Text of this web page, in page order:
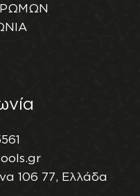
106 77, Ελλάδα